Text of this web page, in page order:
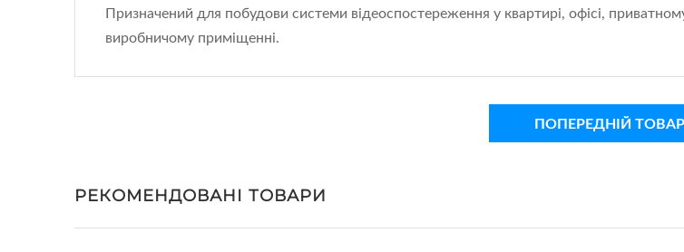
Призначений для побудови системи відеоспостереження у квартирі, офісі,
виробничому приміщенні.
ПОПЕРЕДНІЙ ТОВАР
РЕКОМЕНДОВАНІ ТОВАРИ